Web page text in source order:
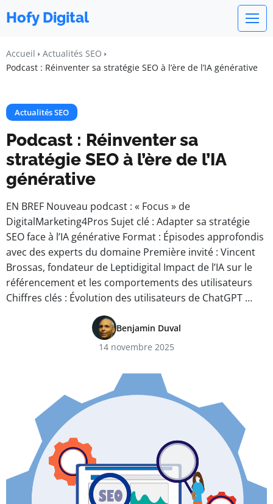
Hofy Digital
Accueil
Actualités SEO
Podcast : Réinventer sa stratégie SEO à l’ère de l’IA générative
Actualités SEO
Podcast : Réinventer sa
stratégie SEO à l’ère de l’IA
générative
EN BREF Nouveau podcast : « Focus » de
DigitalMarketing4Pros Sujet clé : Adapter sa stratégie
SEO face à l’IA générative Format : Épisodes approfondis
avec des experts du domaine Première invité : Vincent
Brossas, fondateur de Leptidigital Impact de l’IA sur le
référencement et les comportements des utilisateurs
Chiffres clés : Évolution des utilisateurs de ChatGPT …
Benjamin Duval
14 novembre 2025